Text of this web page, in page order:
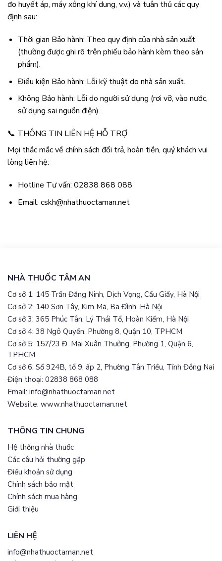
đo huyết áp, máy xông khí dung, v.v.) và tuân thủ các quy
định sau:
Thời gian Bảo hành: Theo quy định của nhà sản xuất
(thường được ghi rõ trên phiếu bảo hành kèm theo sản
phẩm).
Điều kiện Bảo hành: Lỗi kỹ thuật do nhà sản xuất.
Không Bảo hành: Lỗi do người sử dụng (rơi vỡ, vào nước,
sử dụng sai nguồn điện).
📞 THÔNG TIN LIÊN HỆ HỖ TRỢ
Mọi thắc mắc về chính sách đổi trả, hoàn tiền, quý khách vui
lòng liên hệ:
Hotline Tư vấn: 02838 868 088
Email: cskh@nhathuoctaman.net
NHÀ THUỐC TÂM AN
Cơ sở 1: 145 Trần Đăng Ninh, Dịch Vọng, Cầu Giấy, Hà Nội
Cơ sở 2: 140 Sơn Tây, Kim Mã, Ba Đình, Hà Nội
Cơ sở 3: 365 Phúc Tân, Lý Thái Tổ, Hoàn Kiếm, Hà Nội
Cơ sở 4: 38 Ngô Quyền, Phường 8, Quận 10, TPHCM
Cơ sở 5: 157/23 Đ. Mai Xuân Thưởng, Phường 1, Quận 6,
TPHCM
Cơ sở 6: Số 924B, tổ 9, ấp 2, Phường Tân Triều, Tỉnh Đồng Nai
Điện thoại: 02838 868 088
Email: info@nhathuoctaman.net
Website: www.nhathuoctaman.net
THÔNG TIN CHUNG
Hệ thống nhà thuốc
Các câu hỏi thường gặp
Điều khoản sử dụng
Chính sách bảo mật
Chính sách mua hàng
Giới thiệu
LIÊN HỆ
info@nhathuoctaman.net